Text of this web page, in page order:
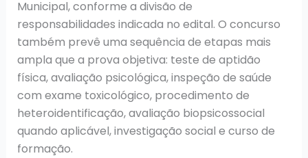
Municipal, conforme a divisão de
responsabilidades indicada no edital. O concurso
também prevê uma sequência de etapas mais
ampla que a prova objetiva: teste de aptidão
física, avaliação psicológica, inspeção de saúde
com exame toxicológico, procedimento de
heteroidentificação, avaliação biopsicossocial
quando aplicável, investigação social e curso de
formação.